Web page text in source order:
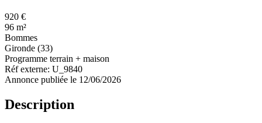
920 €
96 m²
Bommes
Gironde (33)
Programme terrain + maison
Réf externe: U_9840
Annonce publiée le 12/06/2026
Description